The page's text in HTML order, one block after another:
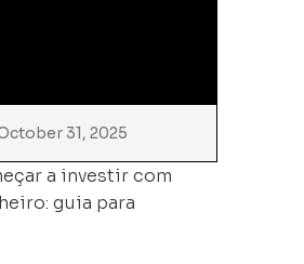
31, 2025
a investir com
guia para